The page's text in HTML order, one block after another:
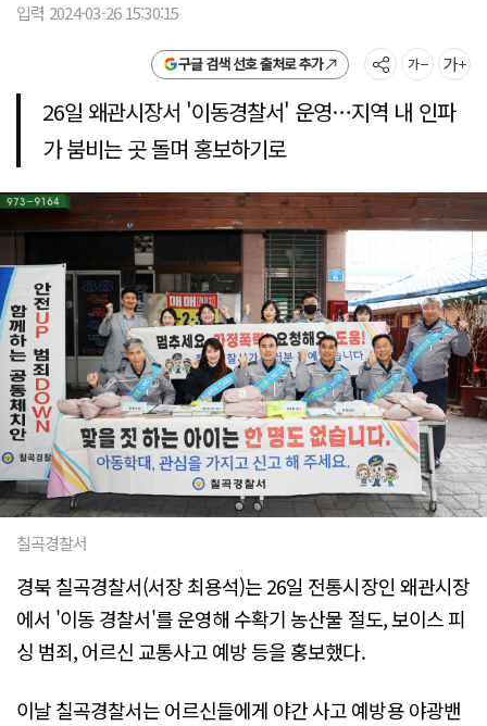
입력 2024-03-26 15:30:15
구글 검색 선호 출처로 추가
26일 왜관시장서 '이동경찰서' 운영…지역 내 인파
가 붐비는 곳 돌며 홍보하기로
칠곡경찰서
경북 칠곡경찰서(서장 최용석)는 26일 전통시장인 왜관시장
에서 '이동 경찰서'를 운영해 수확기 농산물 절도, 보이스 피
싱 범죄, 어르신 교통사고 예방 등을 홍보했다.
이날 칠곡경찰서는 어르신들에게 야간 사고 예방용 야광밴